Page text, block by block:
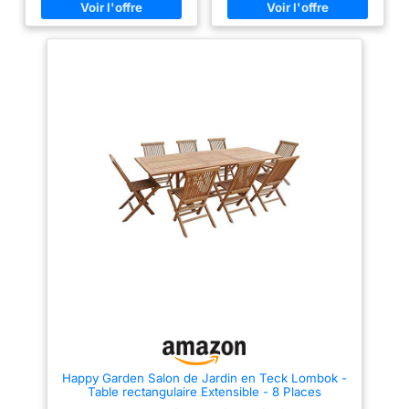
Livraison en 5 colis en pas de
porte, en bas d'immeuble
PAPILLON » INTÉGRÉE Profitez
d’une table ovale extensible de
180 à 240 cm grâce à un
UV, champignons et parasites,
le teck huilé garantit une
excellente durabilité sans
traitement chimique. 🔷 ASSISES
PLIABLES POUR UN
RANGEMENT OPTIMISÉ Les 8
assises incluses (8 chaises)
BOIS QUI VIEILLIT BIEN Le teck
peut griser naturellement avec
Happy Garden Salon de Jardin en Teck Lombok -
Table rectangulaire Extensible - 8 Places